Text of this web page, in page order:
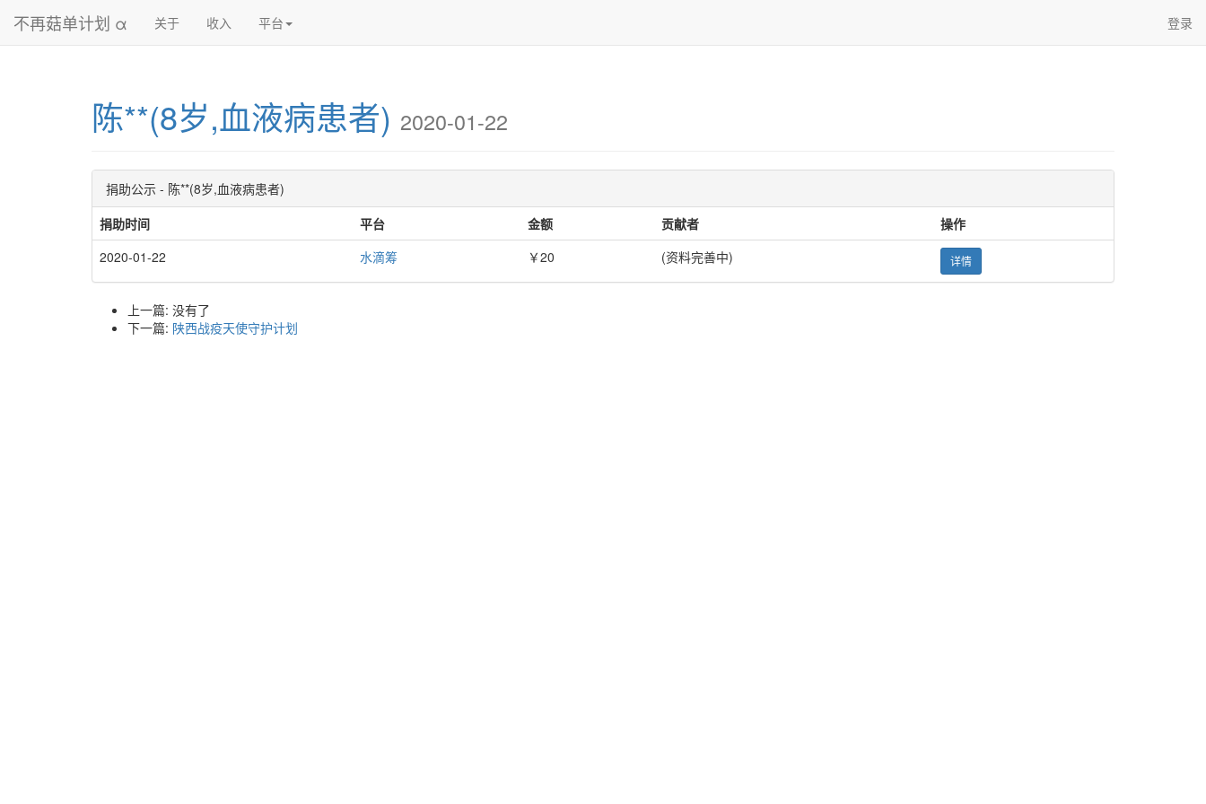
不再菇单计划 α 关于 收入 平台 登录
陈**(8岁,血液病患者) 2020-01-22
捐助公示 - 陈**(8岁,血液病患者)
捐助时间
平台 金额 贡献者
操作
2020-01-22
水滴筹 ￥20 (资料完善中) 详情
上一篇: 没有了
下一篇: 陕西战疫天使守护计划